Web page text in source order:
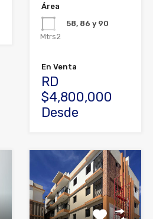
Área
58, 86 y 90
Mtrs2
En Venta
RD
$4,800,000
Desde